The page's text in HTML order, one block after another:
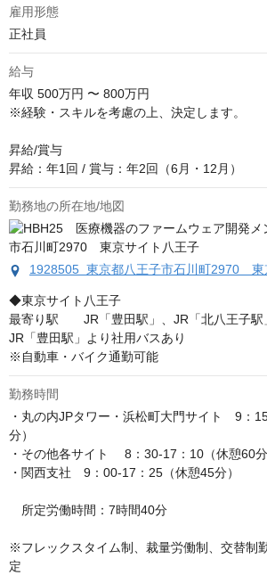
雇用形態
正社員
給与
年収 500万円 〜 800万円
※経験・スキルを考慮の上、決定します。
昇給/賞与
昇給：年1回 / 賞与：年2回（6月・12月）
勤務地の所在地/地図
1928505 東京都八王子市石川町2970 東
◆東京サイト八王子
最寄り駅　　JR「豊田駅」、JR「北八王子駅
JR「豊田駅」より社用バスあり
※自動車・バイク通勤可能
勤務時間
・丸の内JPタワー・浜松町大門サイト　9：
分）
・その他各サイト 　8：30-17：10（休憩60分
・関西支社　9：00-17：25（休憩45分）
所定労働時間：7時間40分
※フレックスタイム制、裁量労働制、交替制
定